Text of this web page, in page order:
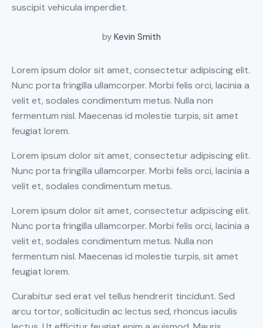
suscipit vehicula imperdiet.
by Kevin Smith
Lorem ipsum dolor sit amet, consectetur adipiscing elit.
Nunc porta fringilla ullamcorper. Morbi felis orci, lacinia a
velit et, sodales condimentum metus. Nulla non
fermentum nisl. Maecenas id molestie turpis, sit amet
feugiat lorem.
Lorem ipsum dolor sit amet, consectetur adipiscing elit.
Nunc porta fringilla ullamcorper. Morbi felis orci, lacinia a
velit et, sodales condimentum metus.
Lorem ipsum dolor sit amet, consectetur adipiscing elit.
Nunc porta fringilla ullamcorper. Morbi felis orci, lacinia a
velit et, sodales condimentum metus. Nulla non
fermentum nisl. Maecenas id molestie turpis, sit amet
feugiat lorem.
Curabitur sed erat vel tellus hendrerit tincidunt. Sed
arcu tortor, sollicitudin ac lectus sed, rhoncus iaculis